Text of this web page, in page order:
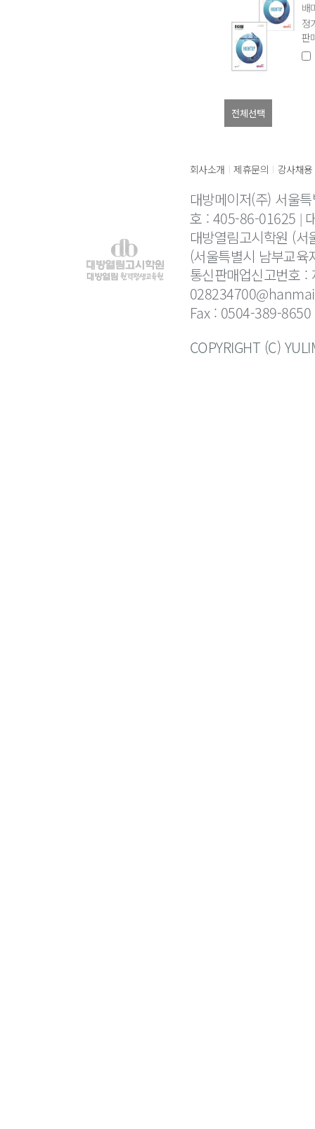
배
정
판
회사소개 | 제휴문의 | 강사채용
대방메이저(주) 서울
호 : 405-86-01625
대방열림고시학원 (
(서울특별시 남부교
통신판매업신고번호
Fax : 0504-389-8650
COPYRIGHT (C)